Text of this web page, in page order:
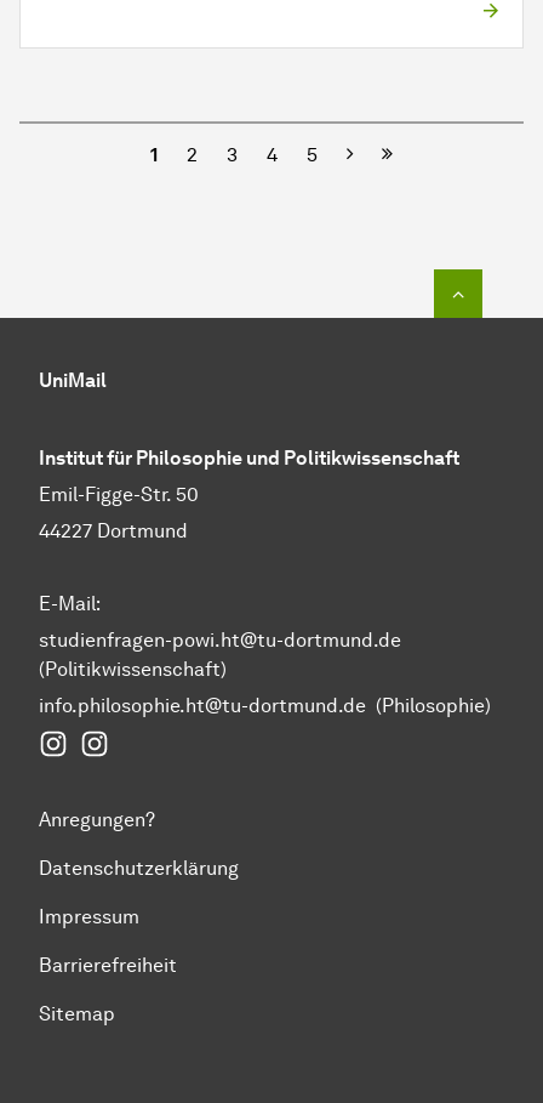
1 2 3 4 5 Nächste
UniMail
Institut für Philosophie und Politikwissenschaft
Emil-Figge-Str. 50
44227 Dortmund
E-Mail:
studienfragen-powi.ht@tu-dortmund.de
(Politikwissenschaft)
info.philosophie.ht@tu-dortmund.de (Philosophie)
Instagram Fakultät Humanwissenschaften und
Anregungen?
Datenschutzerklärung
Impressum
Barrierefreiheit
Sitemap